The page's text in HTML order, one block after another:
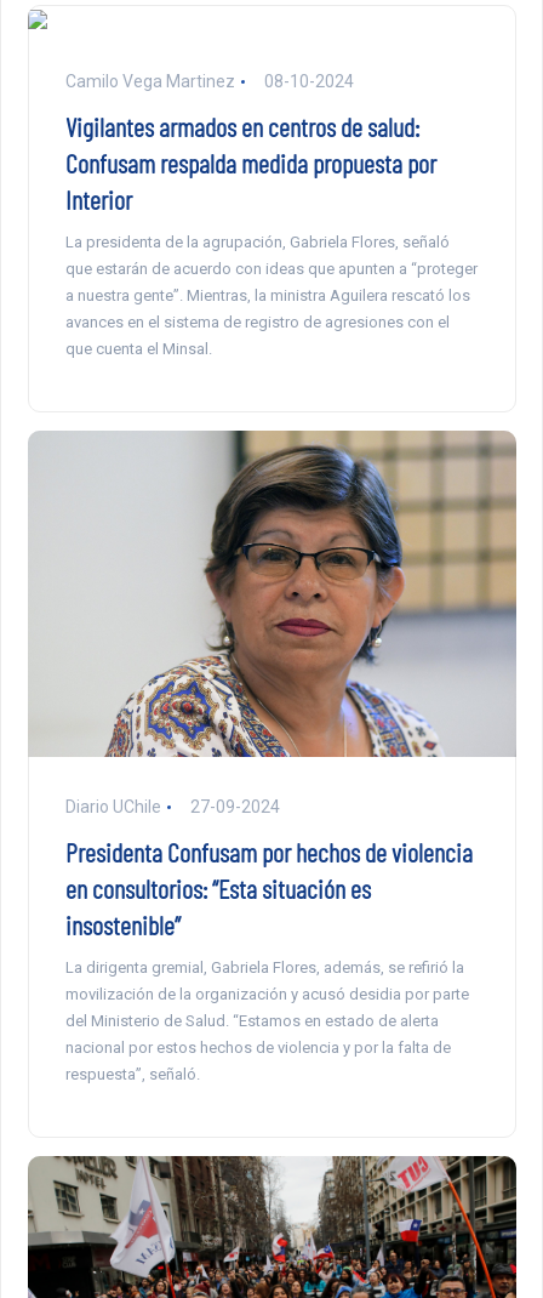
Camilo Vega Martinez 08-10-2024
Vigilantes armados en centros de salud:
Confusam respalda medida propuesta por
Interior
La presidenta de la agrupación, Gabriela Flores, señaló
que estarán de acuerdo con ideas que apunten a “proteger
a nuestra gente”. Mientras, la ministra Aguilera rescató los
avances en el sistema de registro de agresiones con el
que cuenta el Minsal.
Diario UChile 27-09-2024
Presidenta Confusam por hechos de violencia
en consultorios: “Esta situación es
insostenible”
La dirigenta gremial, Gabriela Flores, además, se refirió la
movilización de la organización y acusó desidia por parte
del Ministerio de Salud. “Estamos en estado de alerta
nacional por estos hechos de violencia y por la falta de
respuesta”, señaló.